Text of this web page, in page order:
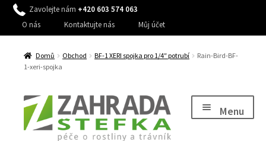
Zavolejte nám +420 603 574 063
O nás
Kontaktujte nás Můj účet
Domů Obchod BF-1 XERI spojka pro 1/4″ potrubí
Rain-Bird-BF-
1-xeri-spojka
Přeskočit
na
navigaci
Přejít
k
obsahu
Menu